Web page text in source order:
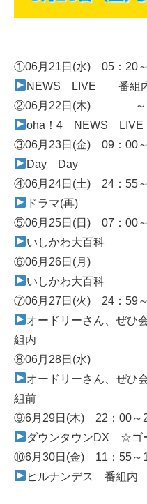
①06月21日(水) 05：20
NEWS LIVE 番組
②06月22日(木) ～
oha！4 NEWS
③06月23日(金) 09：00
Day Day
④06月24日(土) 24：55
ドラマ(再)
⑤06月25日(日) 07：00
いしかわ大百科
⑥06月26日(月)
いしかわ大百科
⑦06月27日(火) 24：59
オードリーさん、ぜひ
組内
⑧06月28日(水) ～
オードリーさん、ぜひ
組前
⑨6月29日(木) 22：00～
ダウンタウンDX ☆ゴ
⑩6月30日(金) 11：55～
ヒルナンデス 番組内